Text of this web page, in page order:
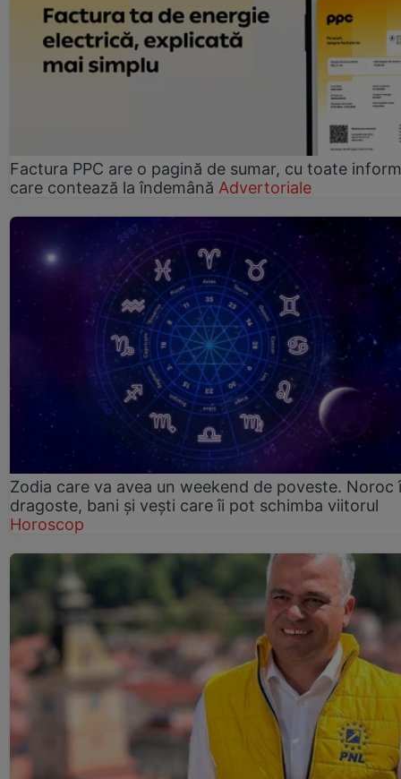
Factura PPC are o pagină de sumar, cu toate
care contează la îndemână Advertoriale
Zodia care va avea un weekend de poveste. Noroc
dragoste, bani și vești care îi pot schimba viitorul
Horoscop